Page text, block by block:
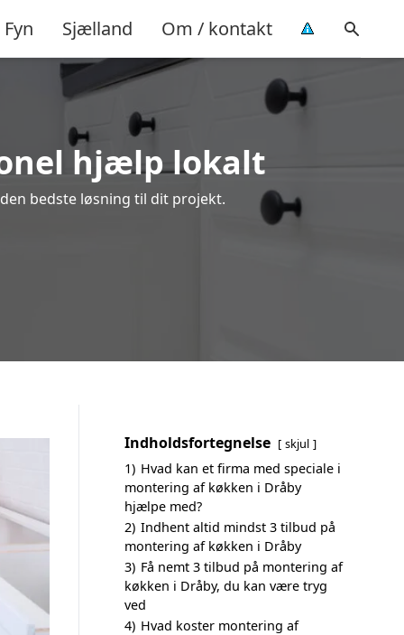
Fyn Sjælland Om / kontakt
hjælp lokalt
bedste løsning til dit projekt.
Indholdsfortegnelse skjul
1) Hvad kan et firma med speciale i
montering af køkken i Dråby
hjælpe med?
2) Indhent altid mindst 3 tilbud på
montering af køkken i Dråby
3) Få nemt 3 tilbud på montering af
køkken i Dråby, du kan være tryg
ved
4) Hvad koster montering af